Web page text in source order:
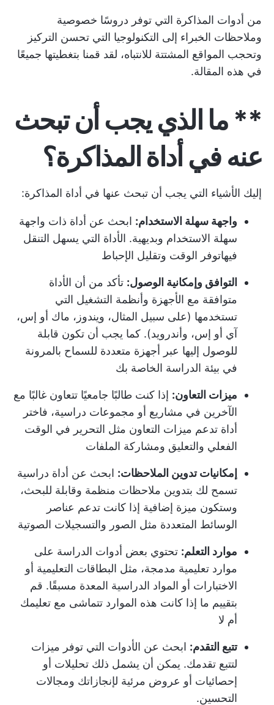
من أدوات المذاكرة التي توفر دروسًا خصوصية
وملاحظات الخبراء إلى التكنولوجيا التي تحسن التركيز
وتحجب المواقع المشتتة للانتباه، لقد قمنا بتغطيتها جميعًا
في هذه المقالة.
** ما الذي يجب أن تبحث
عنه في أداة المذاكرة؟
إليك الأشياء التي يجب أن تبحث عنها في أداة المذاكرة:
واجهة سهلة الاستخدام: ابحث عن أداة ذات واجهة
سهلة الاستخدام وبديهية. الأداة التي يسهل التنقل
فيهاتوفر الوقت وتقليل الإحباط
التوافق وإمكانية الوصول: تأكد من أن الأداة
متوافقة مع الأجهزة وأنظمة التشغيل التي
تستخدمها (على سبيل المثال، ويندوز، ماك أو إس،
آي أو إس، وأندرويد). كما يجب أن تكون قابلة
للوصول إليها عبر أجهزة متعددة للسماح بالمرونة
في بيئة الدراسة الخاصة بك
ميزات التعاون: إذا كنت طالبًا جامعيًا تتعاون غالبًا مع
الآخرين في مشاريع أو مجموعات دراسية، فاختر
أداة تدعم ميزات التعاون مثل التحرير في الوقت
الفعلي والتعليق ومشاركة الملفات
إمكانيات تدوين الملاحظات: ابحث عن أداة دراسية
تسمح لك بتدوين ملاحظات منظمة وقابلة للبحث،
وستكون ميزة إضافية إذا كانت تدعم عناصر
الوسائط المتعددة مثل الصور والتسجيلات الصوتية
موارد التعلم: تحتوي بعض أدوات الدراسة على
موارد تعليمية مدمجة، مثل البطاقات التعليمية أو
الاختبارات أو المواد الدراسية المعدة مسبقًا. قم
بتقييم ما إذا كانت هذه الموارد تتماشى مع تعليمك
أم لا
تتبع التقدم: ابحث عن الأدوات التي توفر ميزات
لتتبع تقدمك. يمكن أن يشمل ذلك تحليلات أو
إحصائيات أو عروض مرئية لإنجازاتك ومجالات
التحسين.